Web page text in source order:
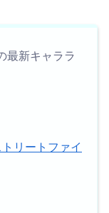
最新キャララ
リートファイ